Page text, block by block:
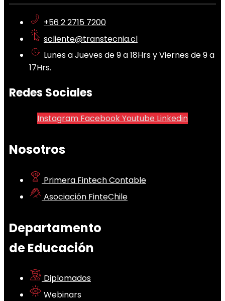
+56 2 2715 7200
scliente@transtecnia.cl
Lunes a Jueves de 9 a 18Hrs y Viernes de 9 a
17Hrs.
Redes Sociales
Instagram FacebookYoutube Linkedin
Nosotros
Primera Fintech Contable
Asociación FinteChile
Departamento
de Educación
Diplomados
Webinars